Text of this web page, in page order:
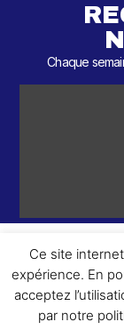
Chaque
© 2026
Ce site
expérience. En
acceptez
par notre